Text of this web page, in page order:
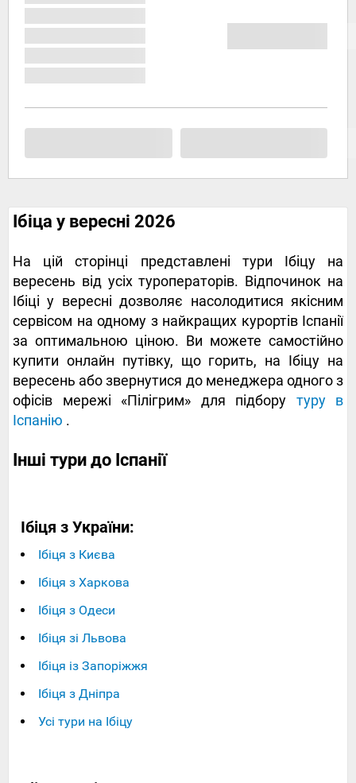
Ібіца у вересні 2026
На цій сторінці представлені тури Ібіцу на
вересень від усіх туроператорів. Відпочинок на
Ібіці у вересні дозволяє насолодитися якісним
сервісом на одному з найкращих курортів Іспанії
за оптимальною ціною. Ви можете самостійно
купити онлайн путівку, що горить, на Ібіцу на
вересень або звернутися до менеджера одного з
офісів мережі «Пілігрим» для підбору туру в
Іспанію .
Інші тури до Іспанії
Ібіця з України:
Ібіця з Києва
Ібіця з Харкова
Ібіця з Одеси
Ібіця зі Львова
Ібіця із Запоріжжя
Ібіця з Дніпра
Усі тури на Ібіцу